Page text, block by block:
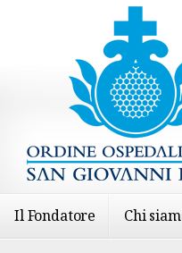
Il Fondatore Chi